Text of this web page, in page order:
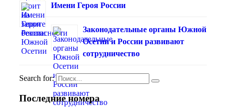
Имени Героя России
Законодательные органы Южной
Осетии и России развивают
сотрудничество
Search for:
Последние номера